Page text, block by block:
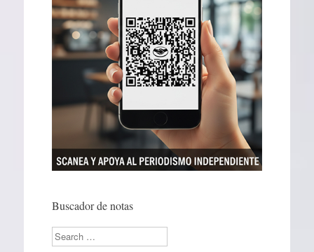
Buscador de notas
Search